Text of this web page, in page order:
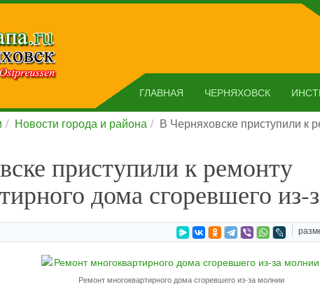
ГЛАВНАЯ ЧЕРНЯХОВСК
Новости города и района В Черняховске приступили к
приступили к ремонту
дома сгоревшего
Ремонт многоквартирного дома сгоревшего из-за молнии